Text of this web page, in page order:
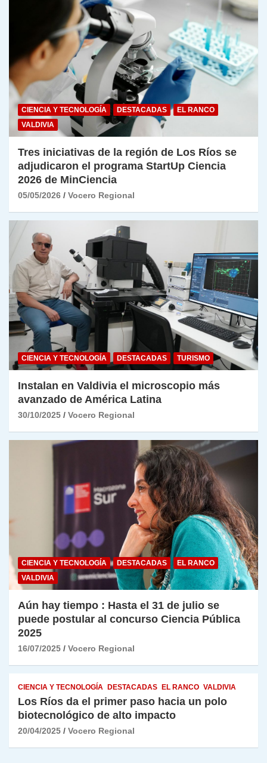
CIENCIA Y TECNOLOGÍA DESTACADAS
EL RANCO
VALDIVIA
Tres iniciativas de la región de Los Ríos se
adjudicaron el programa StartUp Ciencia
2026 de MinCiencia
05/05/2026 Vocero Regional
CIENCIA Y TECNOLOGÍA DESTACADAS TURISMO
Instalan en Valdivia el microscopio más
avanzado de América Latina
30/10/2025 Vocero Regional
CIENCIA Y TECNOLOGÍA DESTACADAS
EL RANCO
VALDIVIA
Aún hay tiempo : Hasta el 31 de julio se
puede postular al concurso Ciencia Pública
2025
16/07/2025 Vocero Regional
CIENCIA Y TECNOLOGÍA DESTACADAS EL RANCO VALDIVIA
Los Ríos da el primer paso hacia un polo
biotecnológico de alto impacto
20/04/2025 Vocero Regional